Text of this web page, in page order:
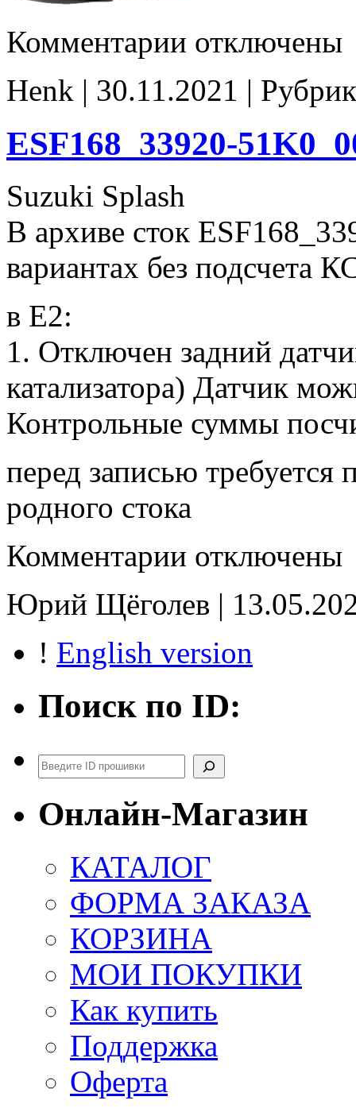
Комментарии записи
51K2_00000
E2
отключены
Henk | 30.11.2021 |
ESF168_33920-
Suzuki Splash
В архиве сток
вариантах без подсчета
в Е2:
1. Отключен задний
катализатора) Датчик
Контрольные суммы
перед записью требуется
родного стока
Комментарии записи
отключены
Юрий Щёголев |
! English version
Поиск по ID:
Поиск
Онлайн-Магазин
КАТАЛОГ
ФОРМА ЗАКАЗА
КОРЗИНА
МОИ ПОКУПКИ
Как купить
Поддержка
Оферта